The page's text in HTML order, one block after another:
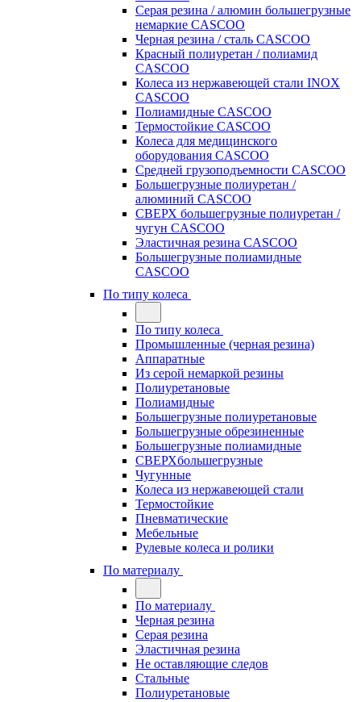
Серая резина / алюмин большегрузные
немаркие CASCOO
Черная резина / сталь CASCOO
Красный полиуретан / полиамид
CASCOO
Колеса из нержавеющей стали INOX
CASCOO
Полиамидные CASCOO
Термостойкие CASCOO
Колеса для медицинского
оборудования CASCOO
Средней грузоподъемности CASCOO
Большегрузные полиуретан /
алюминий CASCOO
СВЕРХ большегрузные полиуретан /
чугун CASCOO
Эластичная резина CASCOO
Большегрузные полиамидные
CASCOO
По типу колеса
По типу колеса
Промышленные (черная резина)
Аппаратные
Из серой немаркой резины
Полиуретановые
Полиамидные
Большегрузные полиуретановые
Большегрузные обрезиненные
Большегрузные полиамидные
СВЕРХбольшегрузные
Чугунные
Колеса из нержавеющей стали
Термостойкие
Пневматические
Мебельные
Рулевые колеса и ролики
По материалу
По материалу
Черная резина
Серая резина
Эластичная резина
Не оставляющие следов
Стальные
Полиуретановые